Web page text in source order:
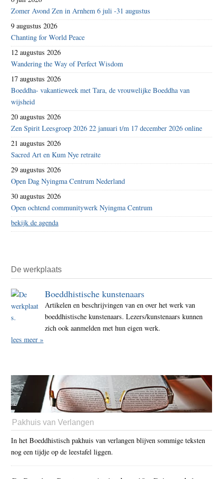
Zomer Avond Zen in Arnhem 6 juli -31 augustus
9 augustus 2026
Chanting for World Peace
12 augustus 2026
Wandering the Way of Perfect Wisdom
17 augustus 2026
Boeddha- vakantieweek met Tara, de vrouwelijke Boeddha van
wijsheid
20 augustus 2026
Zen Spirit Leesgroep 2026 22 januari t/m 17 december 2026 online
21 augustus 2026
Sacred Art en Kum Nye retraite
29 augustus 2026
Open Dag Nyingma Centrum Nederland
30 augustus 2026
Open ochtend communitywerk Nyingma Centrum
bekijk de agenda
De werkplaats
Boeddhistische kunstenaars
Artikelen en beschrijvingen van en over het werk van
boeddhistische kunstenaars. Lezers/kunstenaars kunnen
zich ook aanmelden met hun eigen werk.
lees meer »
Pakhuis van Verlangen
In het Boeddhistisch pakhuis van verlangen blijven sommige teksten
nog een tijdje op de leestafel liggen.